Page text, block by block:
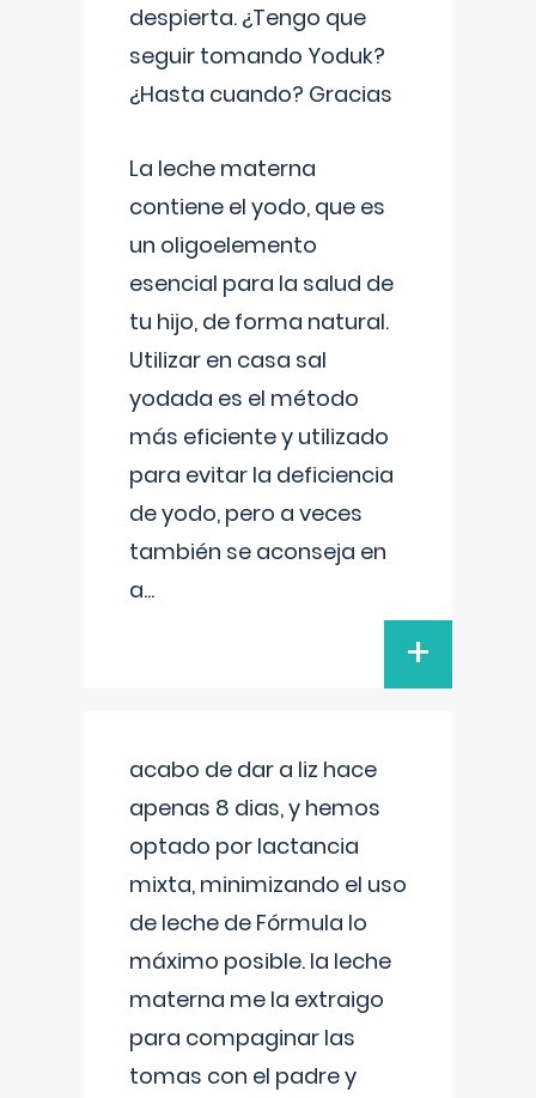
despierta. ¿Tengo que
seguir tomando Yoduk?
¿Hasta cuando? Gracias
La leche materna
contiene el yodo, que es
un oligoelemento
esencial para la salud de
tu hijo, de forma natural.
Utilizar en casa sal
yodada es el método
más eficiente y utilizado
para evitar la deficiencia
de yodo, pero a veces
también se aconseja en
a...
+
acabo de dar a liz hace
apenas 8 dias, y hemos
optado por lactancia
mixta, minimizando el uso
de leche de Fórmula lo
máximo posible. la leche
materna me la extraigo
para compaginar las
tomas con el padre y